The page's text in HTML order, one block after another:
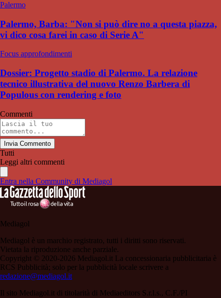
Palermo
Palermo, Barba: "Non si può dire no a questa piazza,
vi dico cosa farei in caso di Serie A"
Focus approfondimenti
Dossier: Progetto stadio di Palermo. La relazione
tecnico illustrativa del nuovo Renzo Barbera di
Populous con rendering e foto
Commenti
Invia Commento
Tutti
Leggi altri commenti
Entra nella Community di Mediagol
Mediagol
Mediagol è un marchio registrato, tutti i diritti sono riservati.
Vietata la riproduzione anche parziale.
Copyright © 2020-2026 Mediagol.it La concessionaria pubblicitaria è
RCS Pubblicità; solo per la pubblicità locale scrivere a
redazione@mediagol.it
Il sito Mediagol.it di titolarità di Mediaeditors S.r.l.s., C.F./PI